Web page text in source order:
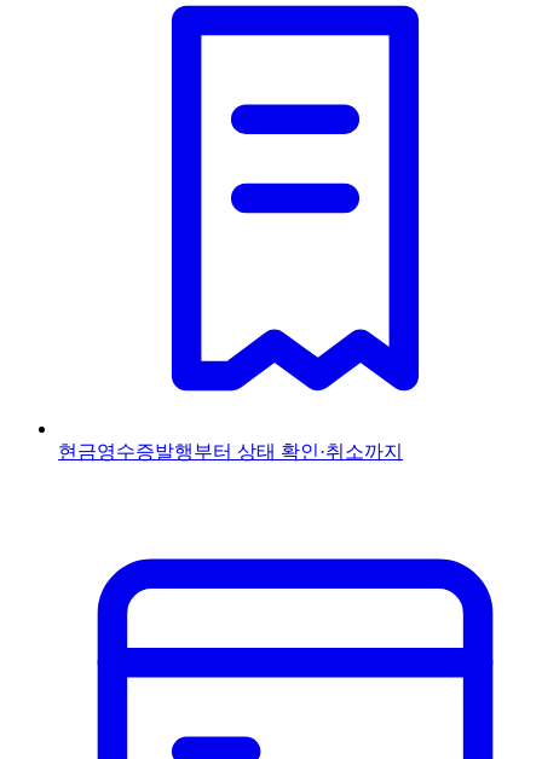
현금영수증발행부터 상태 확인·취소까지